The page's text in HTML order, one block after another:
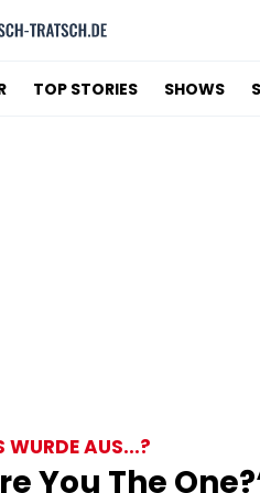
TOP STORIES SHOWS
WURDE AUS...?
You The